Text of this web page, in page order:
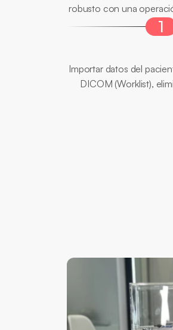
robusto con una
1
Importar datos del
DICOM (Worklist),